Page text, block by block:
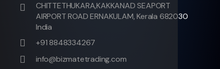
CHITTETHUKARA,KAKKANAD SEAPORT
AIRPORT ROAD ERNAKULAM, Kerala 682030
India
+91 8848334267
info@bizmatetrading.com